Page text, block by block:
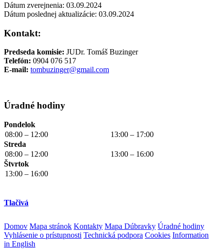
Dátum zverejnenia: 03.09.2024
Dátum poslednej aktualizácie: 03.09.2024
Kontakt:
Predseda komisie: JUDr. Tomáš Buzinger
Telefón: 0904 076 517
E-mail: tombuzinger@gmail.com
Úradné hodiny
Pondelok
08:00 – 12:00
13:00 – 17:00
Streda
08:00 – 12:00
13:00 – 16:00
Štvrtok
13:00 – 16:00
Tlačivá
Domov Mapa stránok Kontakty Mapa Dúbravky Úradné hodiny
Vyhlásenie o prístupnosti Technická podpora Cookies Information
in English